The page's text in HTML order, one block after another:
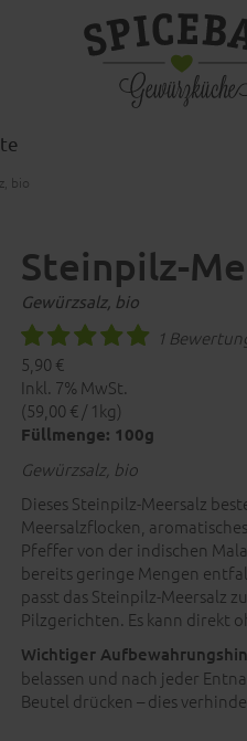
bio
Steinpilz-
Gewürzsalz, bio
1
5,90 €
Inkl. 7% MwSt.
(59,00 € / 1kg)
Füllmenge: 100g
Gewürzsalz, bio
Dieses Steinpilz-Meersalz
Meersalzflocken,
Pfeffer von der indischen
bereits geringe Mengen
passt das Steinpilz-Meersalz
Pilzgerichten. Es kann direkt
Wichtiger
belassen und nach jeder
Beutel drücken – dies